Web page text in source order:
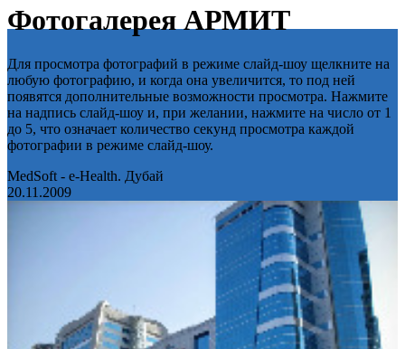
Фотогалерея АРМИТ
Для просмотра фотографий в режиме слайд-шоу щелкните на
любую фотографию, и когда она увеличится, то под ней
появятся дополнительные возможности просмотра. Нажмите
на надпись слайд-шоу и, при желании, нажмите на число от 1
до 5, что означает количество секунд просмотра каждой
фотографии в режиме слайд-шоу.
MedSoft - e-Health. Дубай
20.11.2009